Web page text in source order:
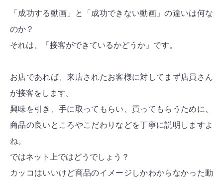
「成功する動画」と「成功できない動画」の違いは何な
のか？
それは、「接客ができているかどうか」です。
お店であれば、来店されたお客様に対してまず店員さん
が接客をします。
興味を引き、手に取ってもらい、買ってもらうために、
商品の良いところやこだわりなどを丁寧に説明しますよ
ね。
ではネット上ではどうでしょう？
カッコはいいけど商品のイメージしかわからなかった動